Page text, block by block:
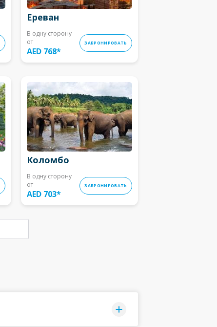
Ереван
В одну сторону
от
AED 768*
ЗАБРОНИРОВАТЬ
Коломбо
В одну сторону
от
AED 703*
ЗАБРОНИРОВАТЬ